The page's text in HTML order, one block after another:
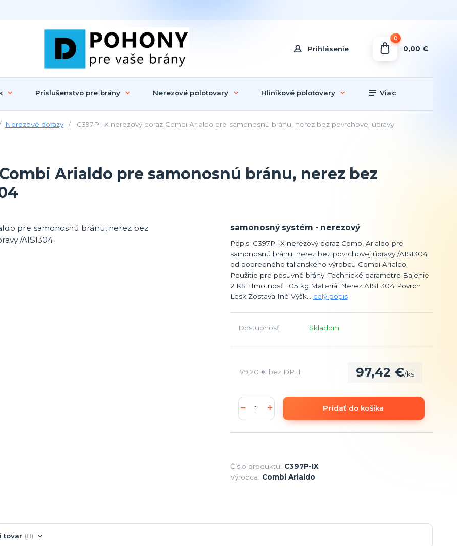
Prihlásenie
0
0,00 €
Príslušenstvo pre brány Nerezové polotovary Hliníkové polotovary Viac
Nerezové dorazy
C397P-IX nerezový doraz Combi Arialdo pre samonosnú bránu, nerez bez povrchovej úpravy
Arialdo pre samonosnú bránu, nerez bez
samonosný systém - nerezový
Popis: C397P-IX nerezový doraz Combi Arialdo pre
samonosnú bránu, nerez bez povrchovej úpravy /AISI304
od popredného talianského výrobcu Combi Arialdo.
Použitie pre posuvné brány. Technické parametre Balenie
2 KS Hmotnosť 1.05 kg Materiál Nerez AISI 304 Povrch
Lesk Zostava Iné Výšk... celý popis
Dostupnosť Skladom
97,42 €/ks
79,20 € bez DPH
Pridať do košíka
Číslo produktu: C397P-IX
Výrobca: Combi Arialdo
tovar 8